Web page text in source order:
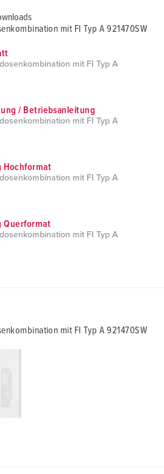
mit FI Typ A 921470SW
mit FI Typ A
/ Betriebsanleitung
mit FI Typ A
Hochformat
mit FI Typ A
Querformat
mit FI Typ A
mit FI Typ A 921470SW